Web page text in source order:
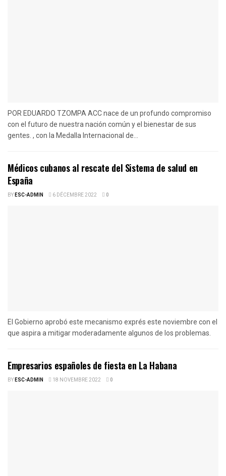
POR EDUARDO TZOMPA ACC nace de un profundo compromiso
con el futuro de nuestra nación común y el bienestar de sus
gentes. , con la Medalla Internacional de...
Médicos cubanos al rescate del Sistema de salud en
España
BYESC-ADMIN 6 DÉCEMBRE 2022 0
El Gobierno aprobó este mecanismo exprés este noviembre con el
que aspira a mitigar moderadamente algunos de los problemas.
Empresarios españoles de fiesta en La Habana
BYESC-ADMIN 18 NOVEMBRE 2022 0